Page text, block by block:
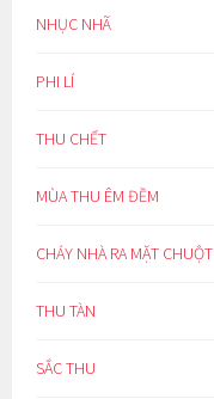
NHỤC NHÃ
PHI LÍ
THU CHẾT
MÙA THU ÊM ĐỀM
CHÁY NHÀ RA MẶT CHUỘT
THU TÀN
SẮC THU